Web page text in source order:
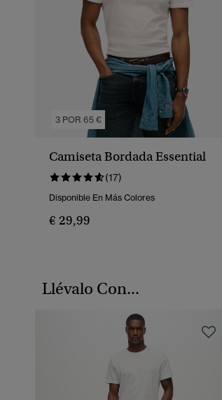
3 POR 65 €
Camiseta Bordada Essential
(17)
Disponible En Más Colores
€ 29,99
Llévalo Con...